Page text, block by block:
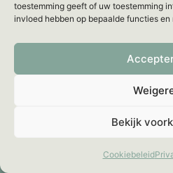
toestemming geeft of uw toestemming
invloed hebben op bepaalde functies en
Bekijk
Cookiebeleid